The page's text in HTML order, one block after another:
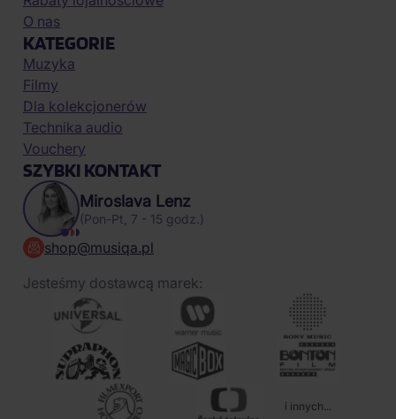
O nas
KATEGORIE
Muzyka
Filmy
Dla kolekcjonerów
Technika audio
Vouchery
SZYBKI KONTAKT
Miroslava Lenz
(Pon-Pt, 7 - 15 godz.)
shop@musiqa.pl
Jesteśmy dostawcą marek:
i innych...